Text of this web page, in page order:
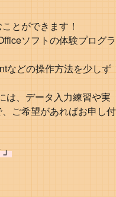
とができます！
ソフトの体験プログラ
などの操作方法を少しず
は、データ入力練習や実
ご希望があればお申し付
」